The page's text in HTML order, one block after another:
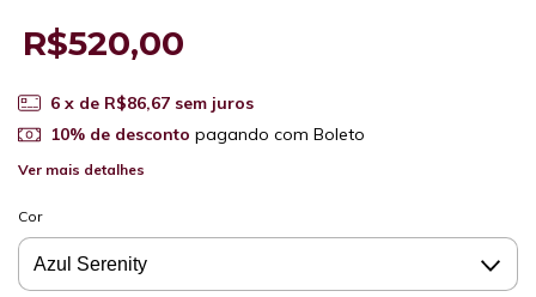
R$520,00
6 x de R$86,67 sem juros
10% de desconto pagando com Boleto
Ver mais detalhes
Cor